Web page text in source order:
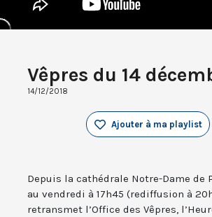
Vêpres du 14
14/12/2018
Ajouter à ma playlist
Depuis la cathédrale Notre-Dame de
au vendredi à 17h45 (rediffusion à
retransmet l’Office des Vêpres,